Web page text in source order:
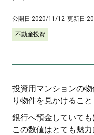
公開日:2020/11/12 更新日:
不動産投資
投資用マンションの
り物件を見かけるこ
銀行へ預金していても
この数値はとても魅力